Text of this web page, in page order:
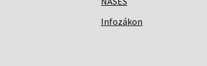
Infozákon